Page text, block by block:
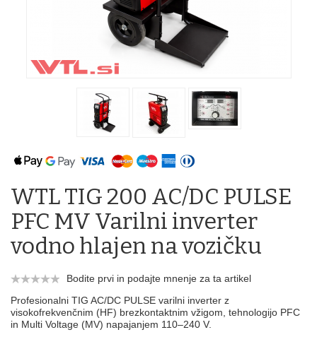
WTL TIG 200 AC/DC PULSE
PFC MV Varilni inverter
vodno hlajen na vozičku
Bodite prvi in podajte mnenje za ta artikel
Profesionalni TIG AC/DC PULSE varilni inverter z
visokofrekvenčnim (HF) brezkontaktnim vžigom, tehnologijo PFC
in Multi Voltage (MV) napajanjem 110–240 V.